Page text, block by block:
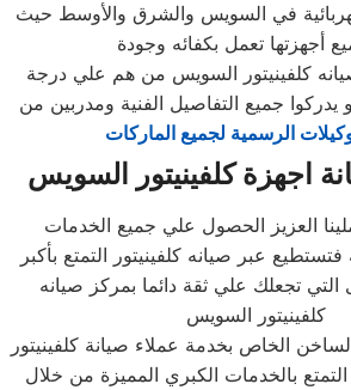
في السويس والشرق والأوسط حيث
أجهزتها تعمل بكفائه وجودة
كلفينيتور السويس من هم علي درجة
يدركوا جميع التفاصيل الفنية ومدربين من
الرسمية لجميع الماركات
اجهزة كلفينيتور السويس
عبر صيانه كلفينيتور التمتع بأكبر
التي تجعلك علي ثقة دائما بمركز صيانه
كلفينيتور السويس
الخاص بخدمة عملاء صيانة كلفينيتور
بالخدمات الكبري المميزة من خلال